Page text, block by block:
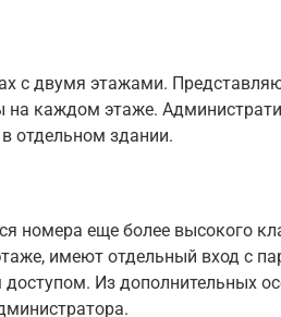
с двумя этажами.
на каждом этаже.
отдельном здании.
номера еще более высокого
имеют отдельный вход с
Из дополнительных